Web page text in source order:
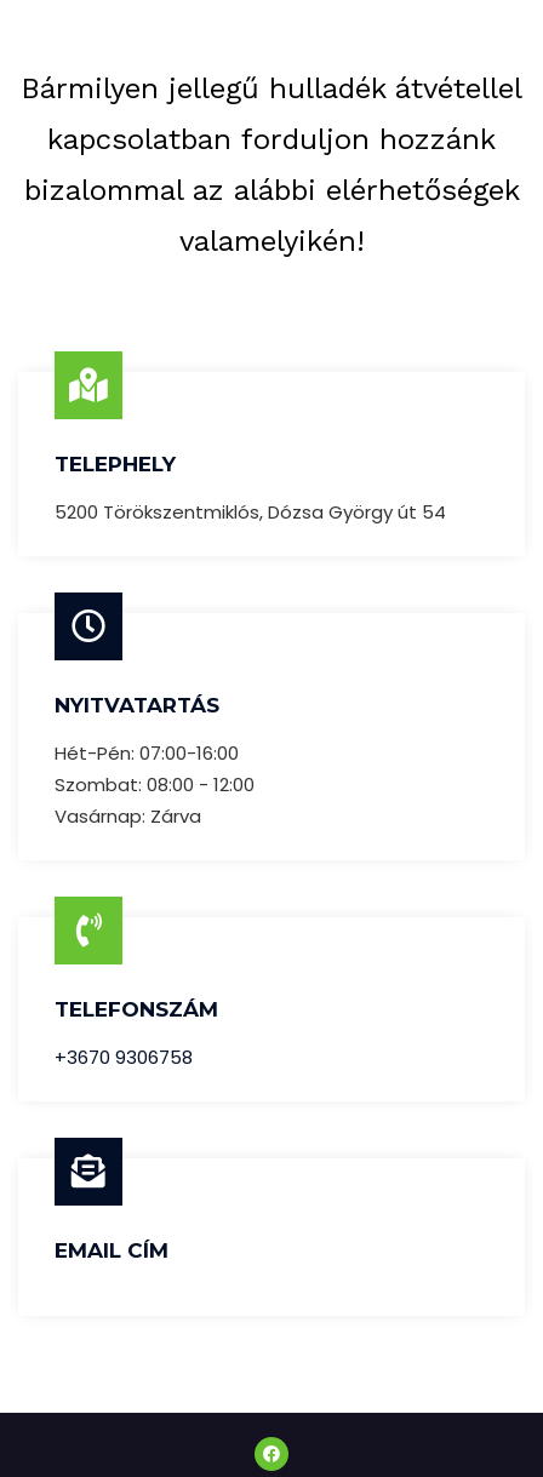
Bármilyen jellegű hulladék átvétellel
kapcsolatban forduljon hozzánk
bizalommal az alábbi elérhetőségek
valamelyikén!
TELEPHELY
5200 Törökszentmiklós, Dózsa György út 54
NYITVATARTÁS
Hét-Pén: 07:00-16:00
Szombat: 08:00 - 12:00
Vasárnap: Zárva
TELEFONSZÁM
+3670 9306758
EMAIL CÍM